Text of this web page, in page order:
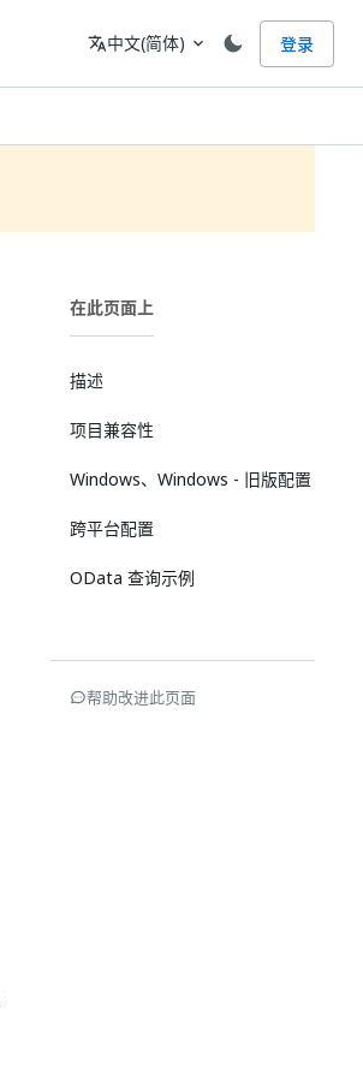
语言
translate中文(简体) expand_more 登录
在此页面上
描述
项目兼容性
Windows、Windows - 旧版配置
跨平台配置
OData 查询示例
帮助改进此页面